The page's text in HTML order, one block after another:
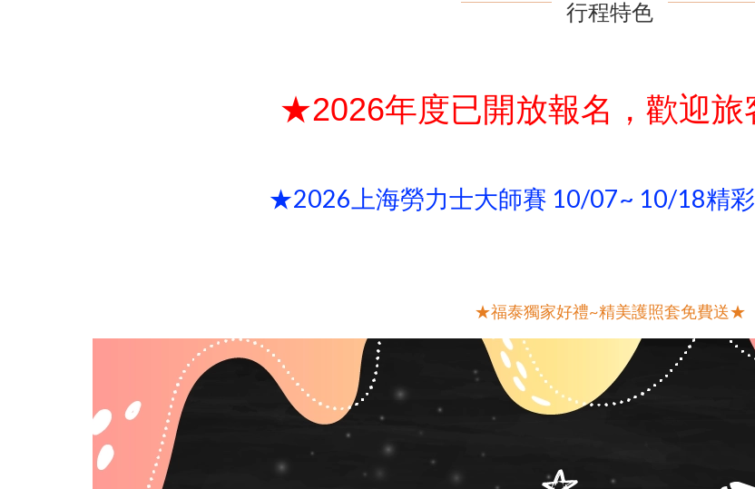
行程特色
★2026年度已開放報名，歡迎
★2026上海勞力士大師賽 10/07~ 10/18精
★福泰獨家好禮~精美護照套免費送★